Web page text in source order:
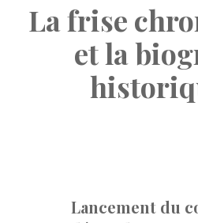
La frise
et la
Lancement du